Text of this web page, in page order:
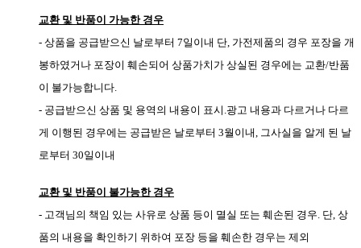
교환 및 반품이 가능한 경우
- 상품을 공급받으신 날로부터 7일이내 단, 가전제품의 경우 포장을 개
봉하였거나 포장이 훼손되어 상품가치가 상실된 경우에는 교환/반품
이 불가능합니다.
- 공급받으신 상품 및 용역의 내용이 표시.광고 내용과 다르거나 다르
게 이행된 경우에는 공급받은 날로부터 3월이내, 그사실을 알게 된 날
로부터 30일이내
교환 및 반품이 불가능한 경우
- 고객님의 책임 있는 사유로 상품 등이 멸실 또는 훼손된 경우. 단, 상
품의 내용을 확인하기 위하여 포장 등을 훼손한 경우는 제외